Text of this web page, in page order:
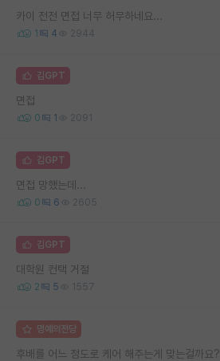
카이 전전 면접 너무 허무하네요...
1 4 2944
김GPT
면접
0 1 2091
김GPT
면접 망했는데...
0 6 2605
김GPT
대학원 컨택 거절
2 5 1557
명예의전당
후배를 어느 정도로 케어 해주는게 맞는걸까요?